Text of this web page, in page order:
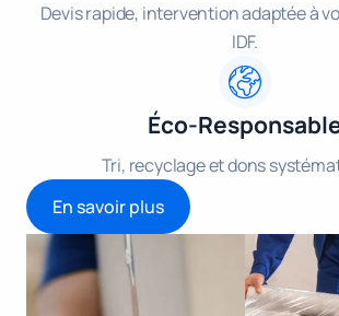
Devis rapide, intervention adaptée à
IDF.
Éco-
Tri, recyclage et dons
En savoir plus